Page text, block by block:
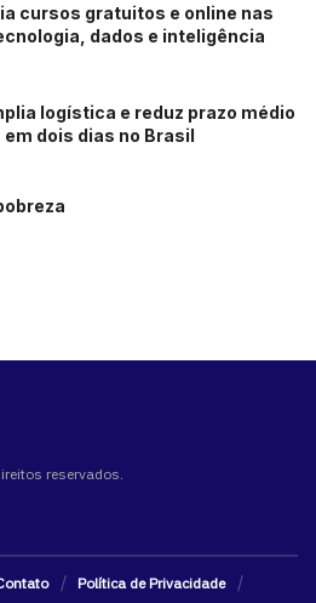
cursos gratuitos e online nas
dados e inteligência
logística e reduz prazo médio
em dois dias no Brasil
reservados.
Política de Privacidade